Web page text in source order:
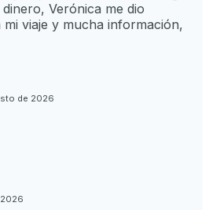
Verónica me dio
viaje y mucha información,
de 2026